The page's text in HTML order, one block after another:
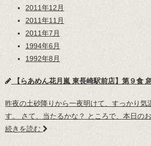
2011年12月
2011年11月
2011年7月
1994年6月
1992年8月
【らあめん花月嵐 東長崎駅前店】第９食
昨夜の土砂降りから一夜明けて、すっかり
す。 さて、当たるかな？ ところで、本日の
続きを読む